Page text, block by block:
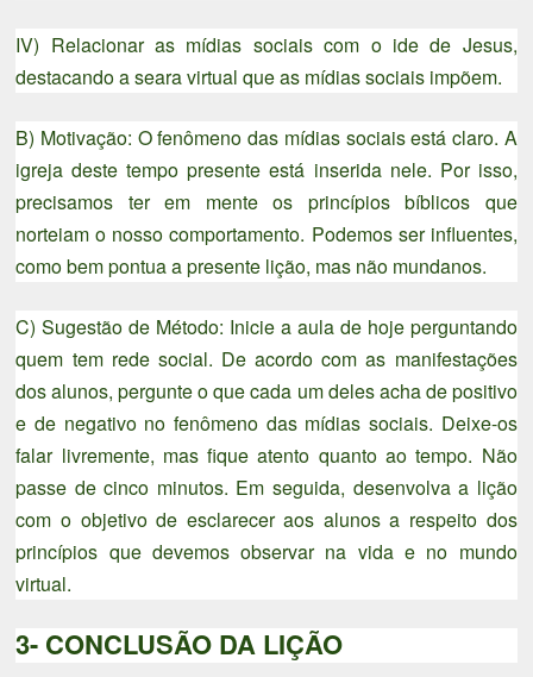
IV) Relacionar as mídias sociais com o ide de Jesus,
destacando a seara virtual que as mídias sociais impõem.
B) Motivação: O fenômeno das mídias sociais está claro. A
igreja deste tempo presente está inserida nele. Por isso,
precisamos ter em mente os princípios bíblicos que
norteiam o nosso comportamento. Podemos ser influentes,
como bem pontua a presente lição, mas não mundanos.
C) Sugestão de Método: Inicie a aula de hoje perguntando
quem tem rede social. De acordo com as manifestações
dos alunos, pergunte o que cada um deles acha de positivo
e de negativo no fenômeno das mídias sociais. Deixe-os
falar livremente, mas fique atento quanto ao tempo. Não
passe de cinco minutos. Em seguida, desenvolva a lição
com o objetivo de esclarecer aos alunos a respeito dos
princípios que devemos observar na vida e no mundo
virtual.
3- CONCLUSÃO DA LIÇÃO